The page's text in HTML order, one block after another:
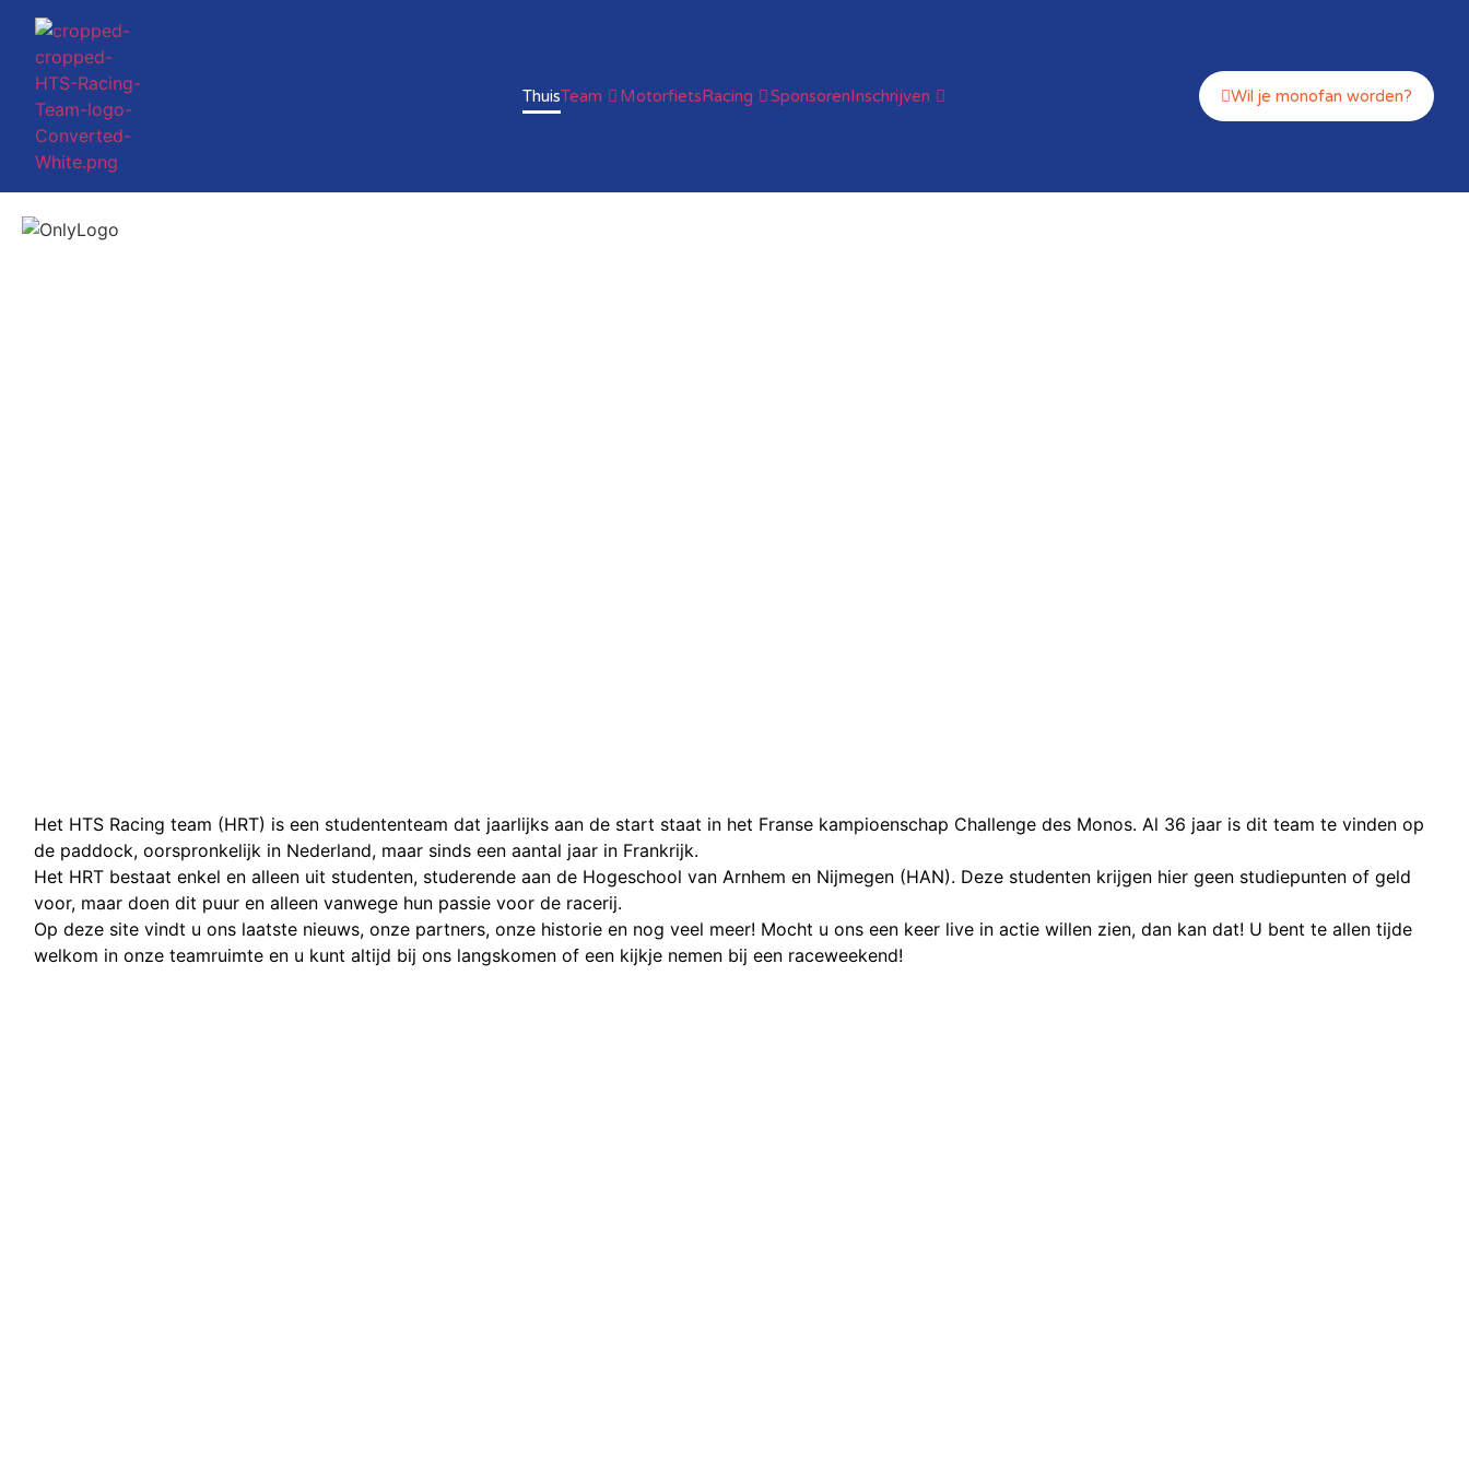
ThuisTeam MotorfietsRacing SponsorenInschrijven Wil je monofan worden?
Het HTS Racing team (HRT) is een studententeam dat jaarlijks aan de start staat in het Franse kampioenschap Challenge des Monos. Al 36 jaar is dit team te vinden op
de paddock, oorspronkelijk in Nederland, maar sinds een aantal jaar in Frankrijk.
Het HRT bestaat enkel en alleen uit studenten, studerende aan de Hogeschool van Arnhem en Nijmegen (HAN). Deze studenten krijgen hier geen studiepunten of geld
voor, maar doen dit puur en alleen vanwege hun passie voor de racerij.
Op deze site vindt u ons laatste nieuws, onze partners, onze historie en nog veel meer! Mocht u ons een keer live in actie willen zien, dan kan dat! U bent te allen tijde
welkom in onze teamruimte en u kunt altijd bij ons langskomen of een kijkje nemen bij een raceweekend!